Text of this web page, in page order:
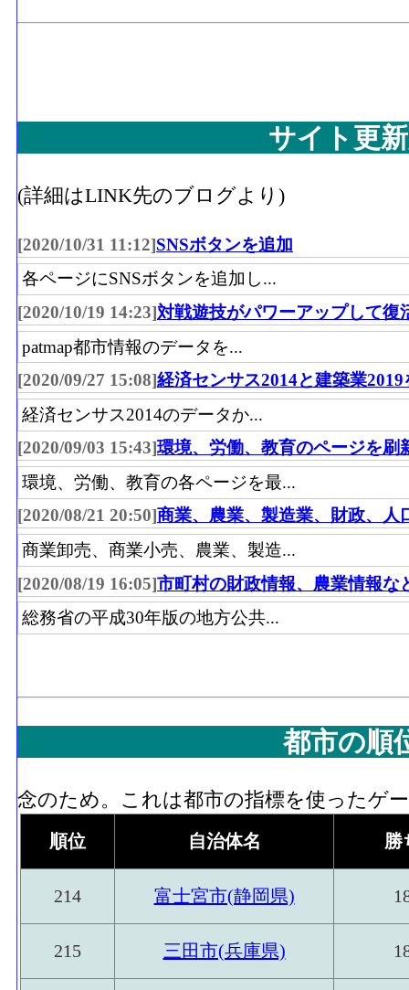
サイト更
(詳細はLINK先のブログより)
[2020/10/31 11:12]SNSボタンを追加
各ページにSNSボタンを追加し...
[2020/10/19 14:23]対戦遊技がパワーアップして復
patmap都市情報のデータを...
[2020/09/27 15:08]経済センサス2014と建築業2019
経済センサス2014のデータか...
[2020/09/03 15:43]環境、労働、教育のページを刷
環境、労働、教育の各ページを最...
[2020/08/21 20:50]商業、農業、製造業、財政、人
商業卸売、商業小売、農業、製造...
[2020/08/19 16:05]市町村の財政情報、農業情報な
総務省の平成30年版の地方公共...
都市の順
念のため。これは都市の指標を使ったゲ
順位 自治体名 勝
214 富士宮市(静岡県)
215 三田市(兵庫県)